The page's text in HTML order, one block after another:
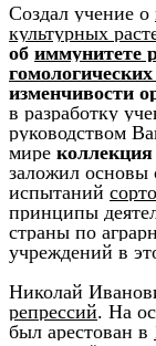
Создал учение о
культурных
об иммунитете
изменчивости
в разработку
руководством
мире коллекция
заложил основы
испытаний
принципы
страны по
учреждений в
Николай
репрессий. На
был арестован в